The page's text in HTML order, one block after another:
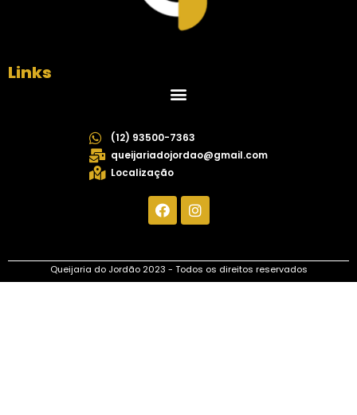
Links
(12) 93500-7363
queijariadojordao@gmail.com
Localização
Queijaria do Jordão 2023 - Todos os direitos reservados